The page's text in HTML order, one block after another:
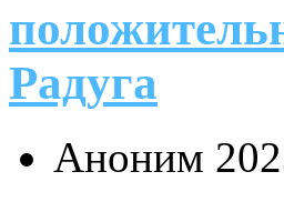
Радуга
Аноним